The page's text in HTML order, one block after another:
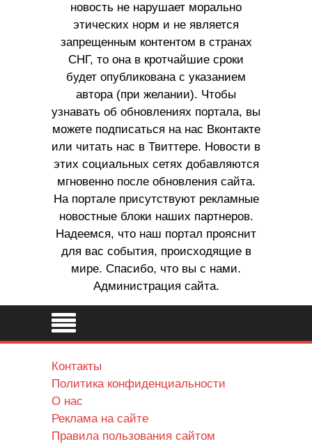
новость не нарушает морально
этических норм и не является
запрещенным контентом в странах
СНГ, то она в кротчайшие сроки
будет опубликована с указанием
автора (при желании). Чтобы
узнавать об обновлениях портала, вы
можете подписаться на нас Вконтакте
или читать нас в Твиттере. Новости в
этих социальных сетях добавляются
мгновенно после обновления сайта.
На портале присутствуют рекламные
новостные блоки наших партнеров.
Надеемся, что наш портал прояснит
для вас события, происходящие в
мире. Спасибо, что вы с нами.
Администрация сайта.
Контакты
Политика конфиденциальности
О нас
Реклама на сайте
Правила пользования сайтом